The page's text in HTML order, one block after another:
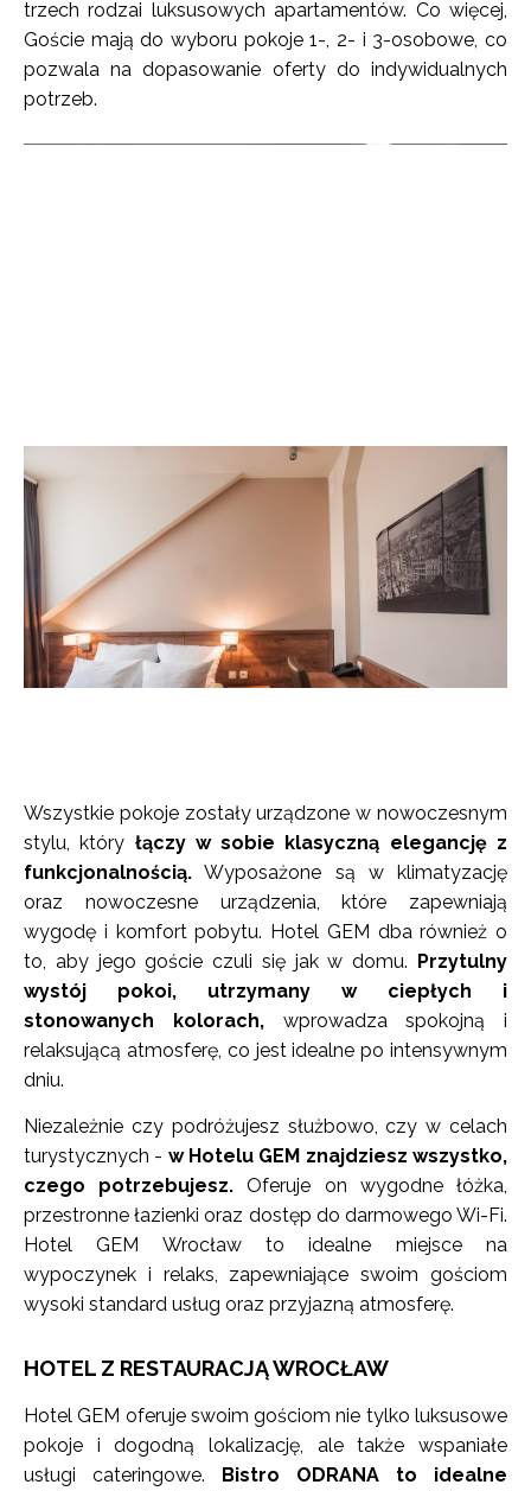
trzech rodzai luksusowych apartamentów. Co więcej,
Goście mają do wyboru pokoje 1-, 2- i 3-osobowe, co
pozwala na dopasowanie oferty do indywidualnych
potrzeb.
Wszystkie pokoje zostały urządzone w nowoczesnym
stylu, który łączy w sobie klasyczną elegancję z
funkcjonalnością. Wyposażone są w klimatyzację
oraz nowoczesne urządzenia, które zapewniają
wygodę i komfort pobytu. Hotel GEM dba również o
to, aby jego goście czuli się jak w domu. Przytulny
wystój pokoi, utrzymany w ciepłych i
stonowanych kolorach,wprowadza spokojną i
relaksującą atmosferę, co jest idealne po intensywnym
dniu.
Niezależnie czy podróżujesz służbowo, czy w celach
turystycznych - w Hotelu GEM znajdziesz wszystko,
czego potrzebujesz. Oferuje on wygodne łóżka,
przestronne łazienki oraz dostęp do darmowego Wi-Fi.
Hotel GEM Wrocław to idealne miejsce na
wypoczynek i relaks, zapewniające swoim gościom
wysoki standard usług oraz przyjazną atmosferę.
HOTEL Z RESTAURACJĄ WROCŁAW
Hotel GEM oferuje swoim gościom nie tylko luksusowe
pokoje i dogodną lokalizację, ale także wspaniałe
usługi cateringowe. Bistro ODRANA to idealne